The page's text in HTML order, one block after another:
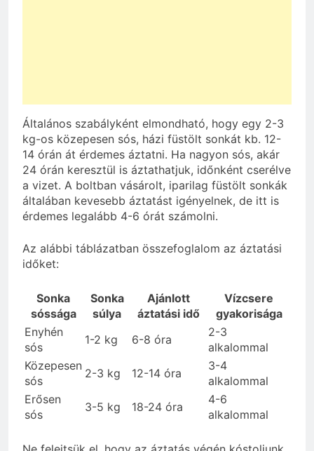
Általános szabályként elmondható, hogy egy 2-3
kg-os közepesen sós, házi füstölt sonkát kb. 12-
14 órán át érdemes áztatni. Ha nagyon sós, akár
24 órán keresztül is áztathatjuk, időnként cserélve
a vizet. A boltban vásárolt, iparilag füstölt sonkák
általában kevesebb áztatást igényelnek, de itt is
érdemes legalább 4-6 órát számolni.
Az alábbi táblázatban összefoglalom az áztatási
időket:
Sonka
sóssága
Sonka
súlya
Ajánlott
áztatási idő
Vízcsere
gyakorisága
Enyhén
sós
1-2 kg 6-8 óra
2-3
alkalommal
Közepesen
sós
2-3 kg 12-14 óra
3-4
alkalommal
Erősen
sós
3-5 kg 18-24 óra
4-6
alkalommal